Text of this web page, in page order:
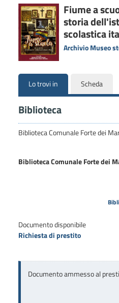
Dettaglio
del
documento
Fiume a
storia
scolastica
Archivio Museo
Lo trovi in Scheda
Biblioteca
Biblioteca Comunale Forte dei
Biblioteca Comunale Forte dei
Documento disponibile
Richiesta di prestito
Documento ammesso al